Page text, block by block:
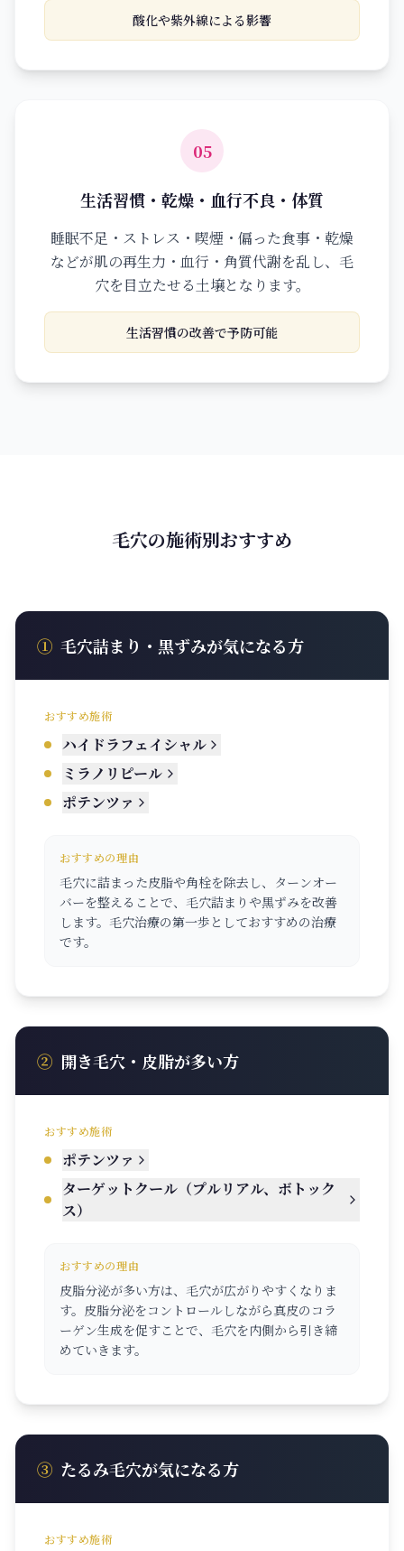
酸化や紫外線による影響
05
生活習慣・乾燥・血行不良・体質
睡眠不足・ストレス・喫煙・偏った食事・乾燥
などが肌の再生力・血行・角質代謝を乱し、毛
穴を目立たせる土壌となります。
生活習慣の改善で予防可能
毛穴の施術別おすすめ
① 毛穴詰まり・黒ずみが気になる方
おすすめ施術
ハイドラフェイシャル
ミラノリピール
ポテンツァ
おすすめの理由
毛穴に詰まった皮脂や角栓を除去し、ターンオー
バーを整えることで、毛穴詰まりや黒ずみを改善
します。毛穴治療の第一歩としておすすめの治療
です。
② 開き毛穴・皮脂が多い方
おすすめ施術
ポテンツァ
ターゲットクール（プルリアル、ボトック
ス）
おすすめの理由
皮脂分泌が多い方は、毛穴が広がりやすくなりま
す。皮脂分泌をコントロールしながら真皮のコラ
ーゲン生成を促すことで、毛穴を内側から引き締
めていきます。
③ たるみ毛穴が気になる方
おすすめ施術